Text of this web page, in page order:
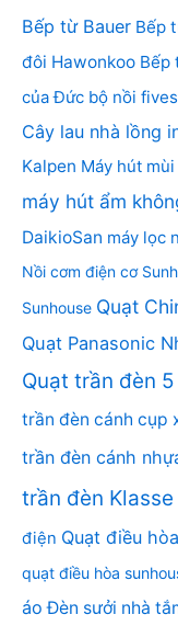
Bếp từ Bauer Bếp
đôi Hawonkoo Bếp
của Đức bộ nồi
Cây lau nhà lồng
Kalpen Máy hút
máy hút ẩm
DaikioSan máy lọc
Nồi cơm điện cơ
Sunhouse Quạt
Quạt Panasonic
Quạt trần đèn
trần đèn cánh cụp
trần đèn cánh
trần đèn Klasse
điện Quạt điều
quạt điều hòa
áo Đèn sưởi nhà